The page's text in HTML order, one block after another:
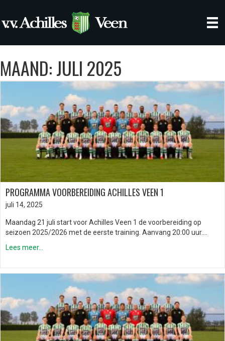
MAAND:JULI 2025
PROGRAMMA VOORBEREIDING ACHILLES VEEN 1
juli 14, 2025
Maandag 21 juli start voor Achilles Veen 1 de voorbereiding op
seizoen 2025/2026 met de eerste training. Aanvang 20:00 uur….
Lees meer...